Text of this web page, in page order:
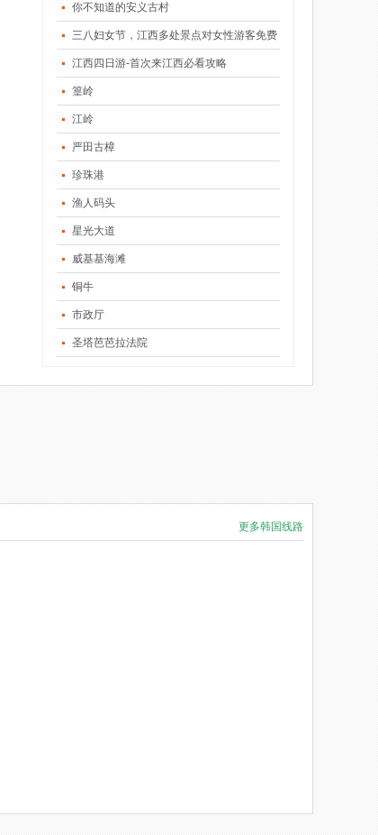
你不知道的安义古村
三八妇女节，江西多处景点对女性游客免费
江西四日游-首次来江西必看攻略
篁岭
江岭
严田古樟
珍珠港
渔人码头
星光大道
威基基海滩
铜牛
市政厅
圣塔芭芭拉法院
更多韩国线路